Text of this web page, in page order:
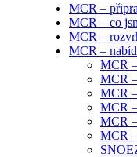
MCR –
MCR – co
MCR –
MCR –
MCR
MCR
MCR
MCR
MCR
MCR